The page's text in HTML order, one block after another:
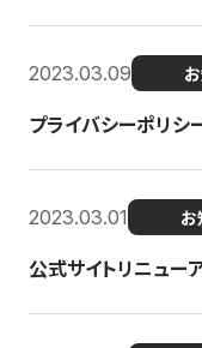
2023.03.09
プライバシーポリシ
2023.03.01 お
公式サイトリニュー